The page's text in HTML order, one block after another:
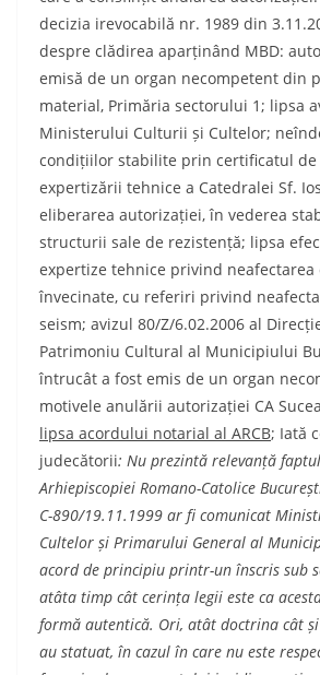
decizia irevocabilă nr. 1989 din
despre clădirea aparținând MBD:
emisă de un organ necompetent din
material, Primăria sectorului 1; lipsa
Ministerului Culturii și Cultelor;
condițiilor stabilite prin certificatul
expertizării tehnice a Catedralei Sf.
eliberarea autorizației, în vederea
structurii sale de rezistență; lipsa
expertize tehnice privind
învecinate, cu referiri privind
seism; avizul 80/Z/6.02.2006 al
Patrimoniu Cultural al Municipiului
întrucât a fost emis de un organ
motivele anulării autorizației CA
lipsa acordului notarial al ARCB; Iată
judecătorii: Nu prezintă relevanță
Arhiepiscopiei Romano-Catolice
C-890/19.11.1999 ar fi comunicat
Cultelor și Primarului General al
acord de principiu printr-un înscris sub
atâta timp cât cerința legii este ca
formă autentică. Ori, atât doctrina cât
au statuat, în cazul în care nu este